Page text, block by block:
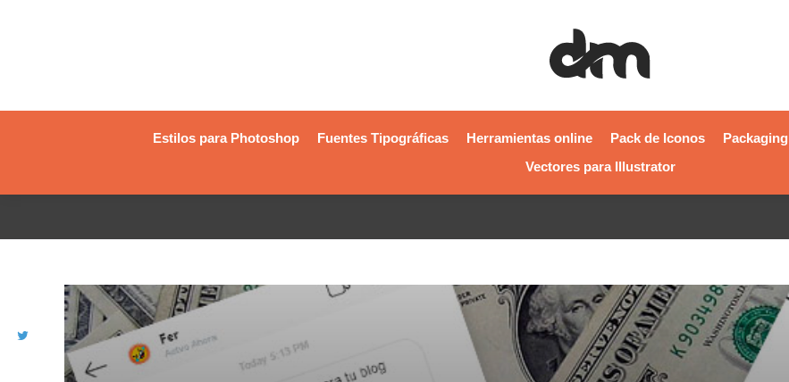
Estilos para Photoshop Fuentes Tipográficas Herramientas online Pack de Iconos Packaging
Vectores para Illustrator